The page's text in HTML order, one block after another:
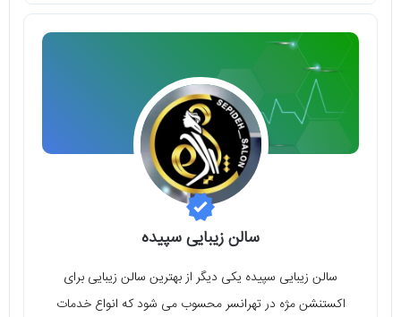
سالن زیبایی سپیده
سالن زیبایی سپیده یکی دیگر از بهترین سالن زیبایی برای
اکستنشن مژه در تهرانسر محسوب می‌ شود که انواع خدمات